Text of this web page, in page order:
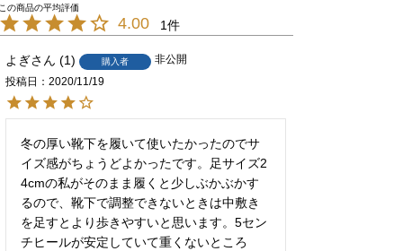
4.00 1
よぎ 1 購入者
非公開
投稿日
2020/11/19
冬の厚い靴下を履いて使いたかったのでサ
イズ感がちょうどよかったです。足サイズ2
4cmの私がそのまま履くと少しぶかぶかす
るので、靴下で調整できないときは中敷き
を足すとより歩きやすいと思います。5セン
チヒールが安定していて重くないところ